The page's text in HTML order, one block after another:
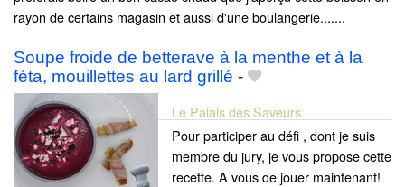
rayon de certains magasin et aussi d'une boulangerie.......
Soupe froide de betterave à la menthe et à la
féta, mouillettes au lard grillé -
Le Palais des Saveurs
Pour participer au défi , dont je suis
membre du jury, je vous propose cette
recette. A vous de jouer maintenant!